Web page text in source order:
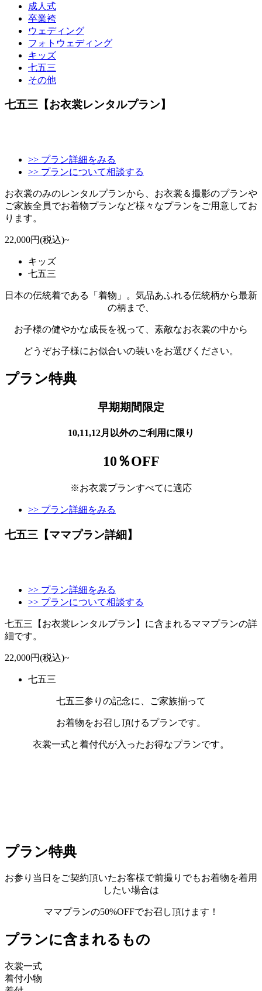
成人式
卒業袴
ウェディング
フォトウェディング
キッズ
七五三
その他
七五三【お衣裳レンタルプラン】
>> プラン詳細をみる
>> プランについて相談する
お衣裳のみのレンタルプランから、お衣裳＆撮影のプランや
ご家族全員でお着物プランなど様々なプランをご用意してお
ります。
22,000円(税込)~
キッズ
七五三
日本の伝統着である「着物」。気品あふれる伝統柄から最新
の柄まで、
お子様の健やかな成長を祝って、素敵なお衣裳の中から
どうぞお子様にお似合いの装いをお選びください。
プラン特典
早期期間限定
10,11,12月以外のご利用に限り
10％OFF
※お衣裳プランすべてに適応
>> プラン詳細をみる
七五三【ママプラン詳細】
>> プラン詳細をみる
>> プランについて相談する
七五三【お衣裳レンタルプラン】に含まれるママプランの詳
細です。
22,000円(税込)~
七五三
七五三参りの記念に、ご家族揃って
お着物をお召し頂けるプランです。
衣裳一式と着付代が入ったお得なプランです。
プラン特典
お参り当日をご契約頂いたお客様で前撮りでもお着物を着用
したい場合は
ママプランの50%OFFでお召し頂けます！
プランに含まれるもの
衣裳一式
着付小物